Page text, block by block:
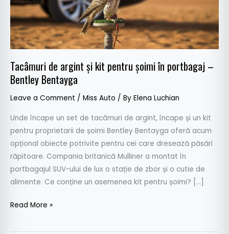
Tacâmuri de argint și kit pentru șoimi în portbagaj –
Bentley Bentayga
Leave a Comment / Miss Auto / By Elena Luchian
Unde încape un set de tacâmuri de argint, încape și un kit
pentru proprietarii de șoimi Bentley Bentayga oferă acum
opțional obiecte potrivite pentru cei care dresează păsări
răpitoare. Compania britanică Mulliner a montat în
portbagajul SUV-ului de lux o stație de zbor și o cutie de
alimente. Ce conține un asemenea kit pentru șoimi? […]
în
portbagaj
–
Bentley
Read More »